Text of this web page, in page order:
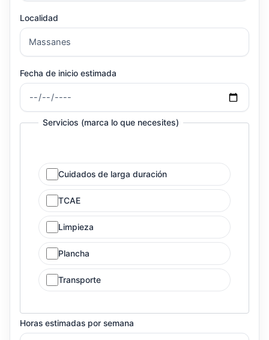
Localidad
Fecha de inicio estimada
Servicios (marca lo que necesites)
Cuidados de larga duración
TCAE
Limpieza
Plancha
Transporte
Horas estimadas por semana